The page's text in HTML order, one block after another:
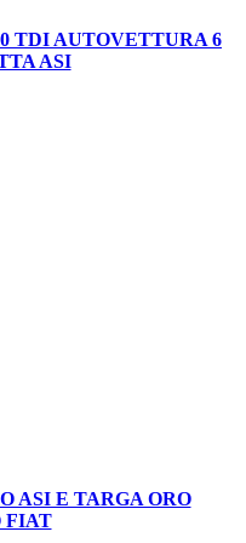
TDI AUTOVETTURA 6
ASI
ASI E TARGA ORO
FIAT